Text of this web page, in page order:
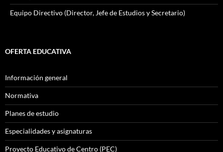
Equipo Directivo (Director, Jefe de Estudios y Secretario)
OFERTA EDUCATIVA
Información general
Normativa
Planes de estudio
Especialidades y asignaturas
Proyecto Educativo de Centro (PEC)